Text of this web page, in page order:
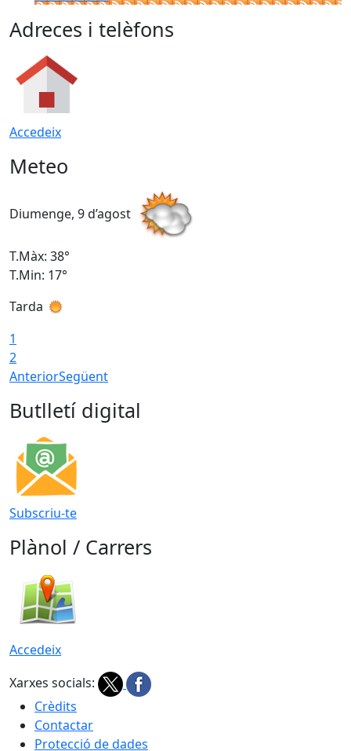
Adreces i telèfons
Accedeix
Meteo
Diumenge, 9 d’agost
T.Màx: 38°
T.Min: 17°
Tarda
1
2
AnteriorSegüent
Butlletí digital
Subscriu-te
Plànol / Carrers
Accedeix
Xarxes socials:
Crèdits
Contactar
Protecció de dades